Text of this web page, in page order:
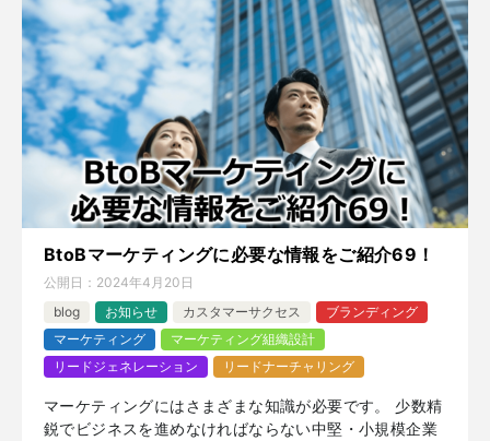
BtoBマーケティングに必要な情報をご紹介69！
公開日： 2024年4月20日
blog
お知らせ カスタマーサクセス
ブランディング
マーケティング
マーケティング組織設計
リードジェネレーション
リードナーチャリング
マーケティングにはさまざまな知識が必要です。 少数精
鋭でビジネスを進めなければならない中堅・小規模企業